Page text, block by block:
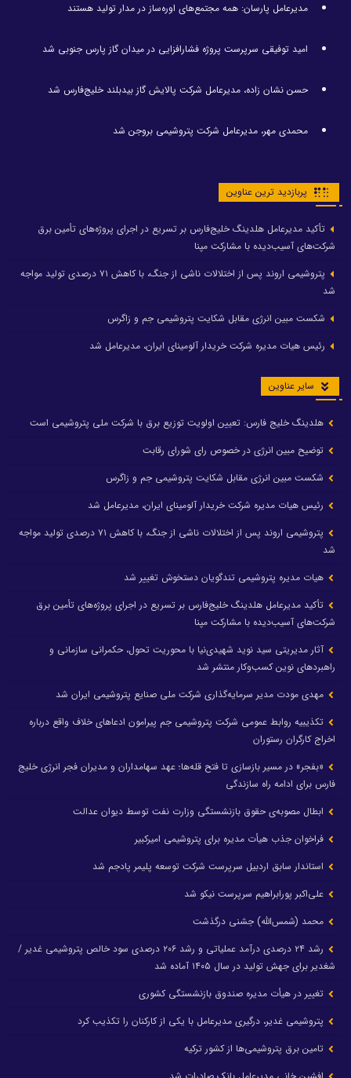
مدیرعامل پارسان: همه مجتمع‌های اوره‌ساز در مدار تولید هستند
امید توفیقی سرپرست پروژه فشارافزایی در میدان گاز پارس جنوبی شد
حسن نشان زاده، مدیرعامل شرکت پالایش گاز بیدبلند خلیج‌فارس شد
محمدی مهر، مدیرعامل شرکت پتروشیمی بروجن شد
پربازدید ترین عناوین
تأکید مدیرعامل هلدینگ خلیج‌فارس بر تسریع در اجرای پروژه‌های تأمین برق
شرکت‌های آسیب‌دیده با مشارکت مپنا
پتروشیمی اروند پس از اختلالات ناشی از جنگ، با کاهش ۷۱ درصدی تولید مواجه
شد
شکست مبین انرژی مقابل شکایت پتروشیمی جم و زاگرس
رئیس هیات مدیره شرکت خریدار آلومینای ایران، مدیرعامل شد
سایر عناوین
هلدینگ خلیج فارس: تعیین اولویت توزیع برق با شرکت ملی پتروشیمی است
توضیح مبین انرژی در خصوص رای شورای رقابت
شکست مبین انرژی مقابل شکایت پتروشیمی جم و زاگرس
رئیس هیات مدیره شرکت خریدار آلومینای ایران، مدیرعامل شد
پتروشیمی اروند پس از اختلالات ناشی از جنگ، با کاهش ۷۱ درصدی تولید مواجه
شد
هیات مدیره پتروشیمی تندگویان دستخوش تغییر شد
تأکید مدیرعامل هلدینگ خلیج‌فارس بر تسریع در اجرای پروژه‌های تأمین برق
شرکت‌های آسیب‌دیده با مشارکت مپنا
آثار مدیریتی سید نوید شهیدی‌نیا با محوریت تحول، حکمرانی سازمانی و
راهبردهای نوین کسب‌وکار منتشر شد
مهدی مودت مدیر سرمایه‌گذاری شرکت ملی صنایع پتروشیمی ایران شد
تکذیبیه روابط عمومی شرکت پتروشیمی جم پیرامون ادعاهای خلاف واقع درباره
اخراج کارگران رستوران
«بفجر» در مسیر بازسازی تا فتح قله‌ها؛ عهد سهامداران و مدیران فجر انرژی خلیج
فارس برای ادامه راه سازندگی
ابطال مصوبه‌ی حقوق بازنشستگی وزارت نفت توسط دیوان عدالت
فراخوان جذب هیأت مدیره برای پتروشیمی امیرکبیر
استاندار سابق اردبیل سرپرست شرکت توسعه پلیمر پادجم شد
علی‌اکبر پورابراهیم سرپرست نیکو شد
محمد (شمس‌الله) جشنی درگذشت
رشد ۲۴ درصدی درآمد عملیاتی و رشد ۲۰۶ درصدی سود خالص پتروشیمی غدیر /
شغدیر برای جهش تولید در سال ۱۴۰۵ آماده شد
تغییر در هیأت مدیره صندوق بازنشستگی کشوری
پتروشیمی غدیر، درگیری مدیرعامل با یکی از کارکنان را تکذیب کرد
تامین برق پتروشیمی‌ها از کشور ترکیه